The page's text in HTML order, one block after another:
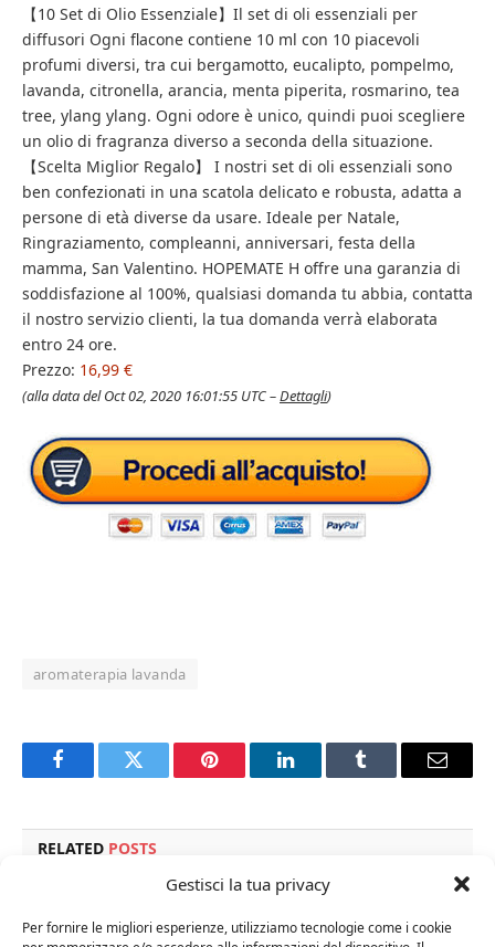
Gestisci la tua privacy
Per fornire le migliori esperienze, utilizziamo tecnologie come i cookie
【10 Set di Olio Essenziale】Il set di oli essenziali per
diffusori Ogni flacone contiene 10 ml con 10 piacevoli
profumi diversi, tra cui bergamotto, eucalipto, pompelmo,
lavanda, citronella, arancia, menta piperita, rosmarino, tea
tree, ylang ylang. Ogni odore è unico, quindi puoi scegliere
un olio di fragranza diverso a seconda della situazione.
【Scelta Miglior Regalo】 I nostri set di oli essenziali sono
ben confezionati in una scatola delicato e robusta, adatta a
persone di età diverse da usare. Ideale per Natale,
Ringraziamento, compleanni, anniversari, festa della
mamma, San Valentino. HOPEMATE H offre una garanzia di
soddisfazione al 100%, qualsiasi domanda tu abbia, contatta
il nostro servizio clienti, la tua domanda verrà elaborata
entro 24 ore.
Prezzo: 16,99 €
(alla data del Oct 02, 2020 16:01:55 UTC –Dettagli)
aromaterapia lavanda
FacebookTwitter Pinterest LinkedInTumblr Email
RELATED POSTS